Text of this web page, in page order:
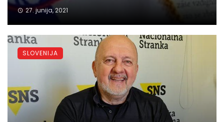
27. junija, 2021
SLOVENIJA